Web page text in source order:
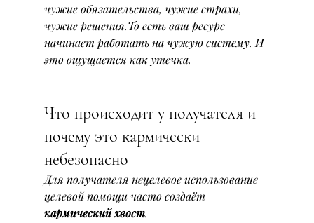
чужие обязательства, чужие страхи,
чужие решения.То есть ваш ресурс
начинает работать на чужую систему. И
это ощущается как утечка.
Что происходит у получателя и
почему это кармически
небезопасно
Для получателя нецелевое использование
целевой помощи часто создаёт
кармический хвост.